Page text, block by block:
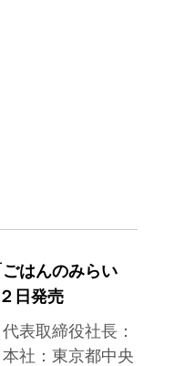
はんのみらい
日発売
表取締役社長：
社：東京都中央